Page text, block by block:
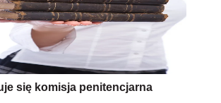
się komisja penitencjarna